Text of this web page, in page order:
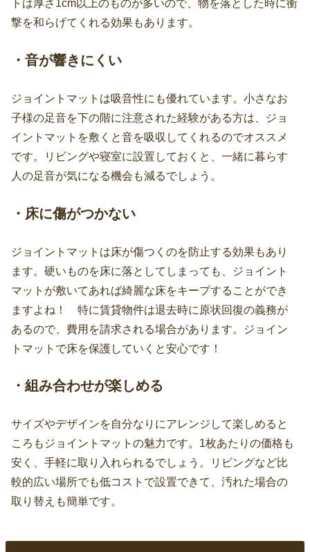
トは厚さ1cm以上のものが多いので、物を落とした時に衝
撃を和らげてくれる効果もあります。
・音が響きにくい
ジョイントマットは吸音性にも優れています。小さなお
子様の足音を下の階に注意された経験がある方は、ジョ
イントマットを敷くと音を吸収してくれるのでオススメ
です。リビングや寝室に設置しておくと、一緒に暮らす
人の足音が気になる機会も減るでしょう。
・床に傷がつかない
ジョイントマットは床が傷つくのを防止する効果もあり
ます。硬いものを床に落としてしまっても、ジョイント
マットが敷いてあれば綺麗な床をキープすることができ
ますよね！ 特に賃貸物件は退去時に原状回復の義務が
あるので、費用を請求される場合があります。ジョイン
トマットで床を保護していくと安心です！
・組み合わせが楽しめる
サイズやデザインを自分なりにアレンジして楽しめると
ころもジョイントマットの魅力です。1枚あたりの価格も
安く、手軽に取り入れられるでしょう。リビングなど比
較的広い場所でも低コストで設置できて、汚れた場合の
取り替えも簡単です。